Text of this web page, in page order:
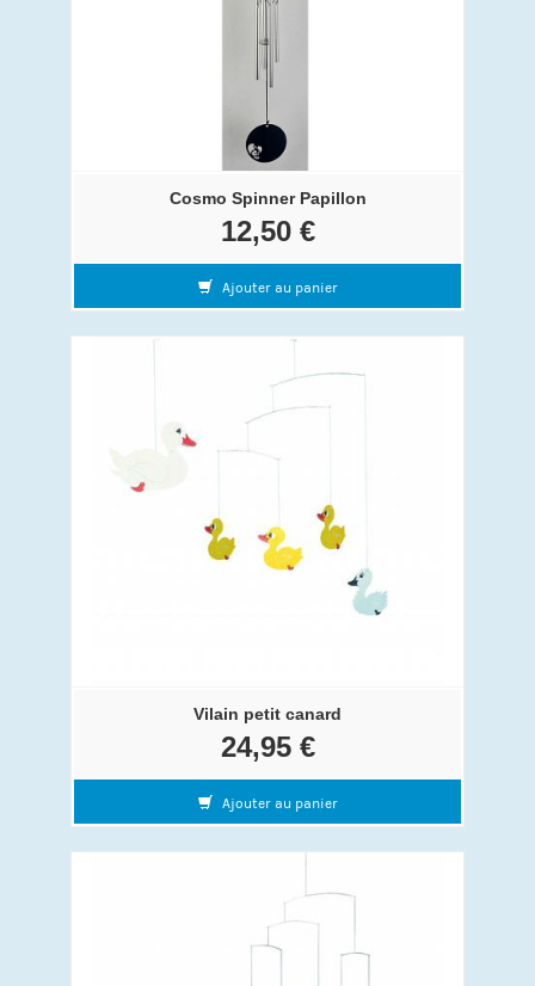
Cosmo Spinner Papillon
12,50 €
Ajouter au panier
Vilain petit canard
24,95 €
Ajouter au panier